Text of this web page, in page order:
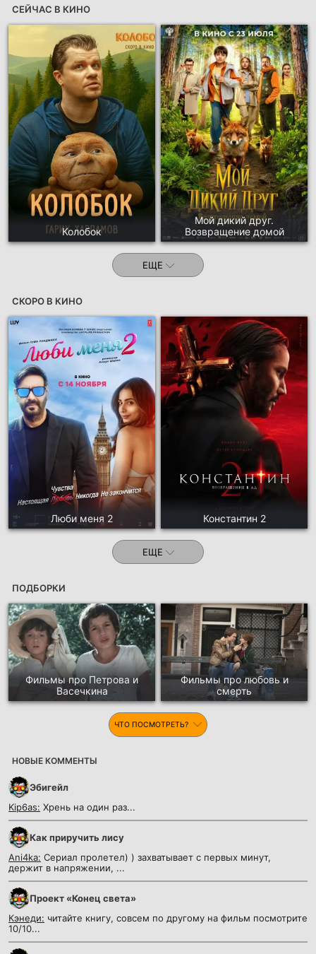
СЕЙЧАС В КИНО
Колобок
Мой дикий друг.
Возвращение домой
ЕЩЕ
СКОРО В КИНО
Люби меня 2 Константин 2
ЕЩЕ
ПОДБОРКИ
Фильмы про Петрова и
Васечкина
Фильмы про любовь и
смерть
ЧТО ПОСМОТРЕТЬ?
НОВЫЕ КОММЕНТЫ
Эбигейл
Kip6as: Хрень на один раз...
Как приручить лису
Ani4ka: Сериал пролетел) ) захватывает с первых минут,
держит в напряжении, ...
Проект «Конец света»
Кэнеди: читайте книгу, совсем по другому на фильм посмотрите
10/10...